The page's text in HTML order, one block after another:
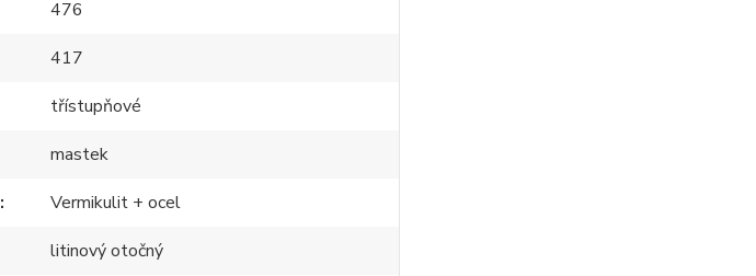
476
417
třístupňové
mastek
Vermikulit + ocel
litinový otočný